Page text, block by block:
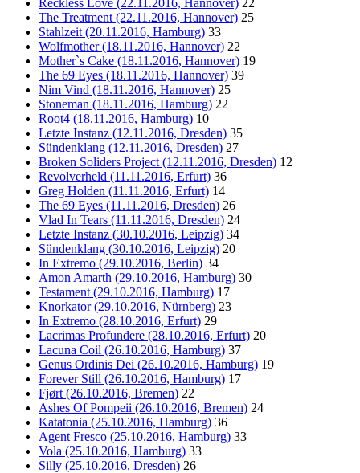
The Treatment (22.11.2016, Hannover) 25
Stahlzeit (20.11.2016, Hamburg) 33
Wolfmother (18.11.2016, Hannover) 22
Mother`s Cake (18.11.2016, Hannover) 19
The 69 Eyes (18.11.2016, Hannover) 39
Nim Vind (18.11.2016, Hannover) 25
Stoneman (18.11.2016, Hamburg) 22
Root4 (18.11.2016, Hamburg) 10
Letzte Instanz (12.11.2016, Dresden) 35
Sündenklang (12.11.2016, Dresden) 27
Broken Soliders Project (12.11.2016, Dresden) 12
Revolverheld (11.11.2016, Erfurt) 36
Greg Holden (11.11.2016, Erfurt) 14
The 69 Eyes (11.11.2016, Dresden) 26
Vlad In Tears (11.11.2016, Dresden) 24
Letzte Instanz (30.10.2016, Leipzig) 34
Sündenklang (30.10.2016, Leipzig) 20
In Extremo (29.10.2016, Berlin) 34
Amon Amarth (29.10.2016, Hamburg) 30
Testament (29.10.2016, Hamburg) 17
Knorkator (29.10.2016, Nürnberg) 23
In Extremo (28.10.2016, Erfurt) 29
Lacrimas Profundere (28.10.2016, Erfurt) 20
Lacuna Coil (26.10.2016, Hamburg) 37
Genus Ordinis Dei (26.10.2016, Hamburg) 19
Forever Still (26.10.2016, Hamburg) 17
Fjørt (26.10.2016, Bremen) 22
Ashes Of Pompeii (26.10.2016, Bremen) 24
Katatonia (25.10.2016, Hamburg) 36
Agent Fresco (25.10.2016, Hamburg) 33
Vola (25.10.2016, Hamburg) 33
Silly (25.10.2016, Dresden) 26